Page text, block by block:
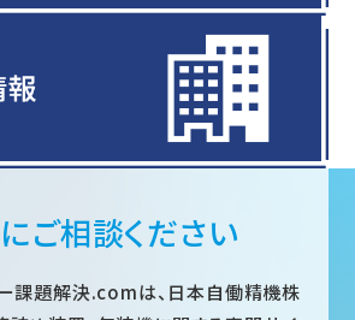
ご相談ください
課題解決.comは、日本自働精機株